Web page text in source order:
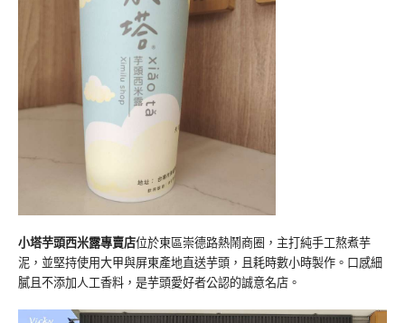
小塔芋頭西米露專賣店位於東區崇德路熱鬧商圈，主打純手工熬煮芋
泥，並堅持使用大甲與屏東產地直送芋頭，且耗時數小時製作。口感細
膩且不添加人工香料，是芋頭愛好者公認的誠意名店。